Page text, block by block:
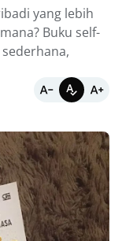
yang lebih
Buku self-